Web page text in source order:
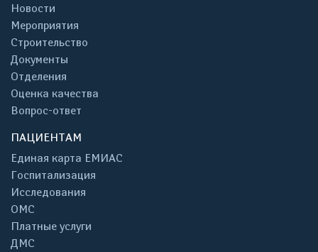
Новости
Мероприятия
Строительство
Документы
Отделения
Оценка качества
Вопрос-ответ
ПАЦИЕНТАМ
Единая карта ЕМИАС
Госпитализация
Исследования
ОМС
Платные услуги
ДМС